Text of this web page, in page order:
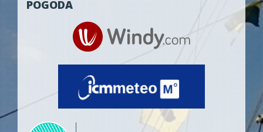
POGODA